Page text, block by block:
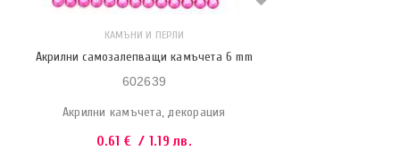
КАМЪНИ И ПЕРЛИ
Акрилни самозалепващи камъчета 6 mm
602639
Акрилни камъчета, декорация
0.61 € / 1.19 лв.